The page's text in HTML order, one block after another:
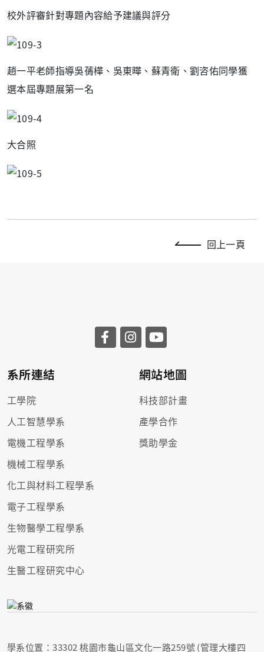
校外評審針對專題內容給予建議與評分
趙一平老師指導吳蒨樺、吳東曄、蘇青衛、劉咨佑同學獲
選本屆專題展第一名
大合照
回上一頁
系所連結
工學院
人工智慧學系
電機工程學系
機械工程學系
化工與材料工程學系
電子工程學系
生物醫學工程學系
光電工程研究所
生醫工程研究中心
網站地圖
科技部計畫
產學合作
獎助學金
學系位置：33302 桃園市龜山區文化一路259號 (管理大樓四